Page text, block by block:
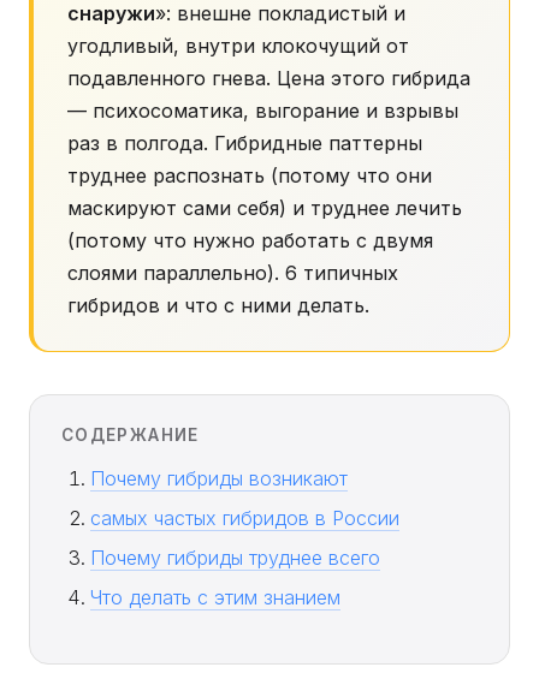
снаружи»: внешне покладистый и
угодливый, внутри клокочущий от
подавленного гнева. Цена этого гибрида
— психосоматика, выгорание и взрывы
раз в полгода. Гибридные паттерны
труднее распознать (потому что они
маскируют сами себя) и труднее лечить
(потому что нужно работать с двумя
слоями параллельно). 6 типичных
гибридов и что с ними делать.
СОДЕРЖАНИЕ
Почему гибриды возникают
самых частых гибридов в России
Почему гибриды труднее всего
Что делать с этим знанием